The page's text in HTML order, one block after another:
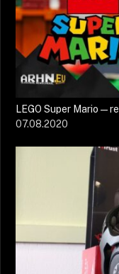
LEGO Super Mario —
07.08.2020